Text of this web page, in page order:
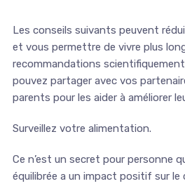
Les conseils suivants peuvent
et vous permettre de vivre plus
recommandations
pouvez partager avec vos
parents pour les aider à améliorer
Surveillez votre alimentation.
Ce n’est un secret pour personne
équilibrée a un impact positif sur le